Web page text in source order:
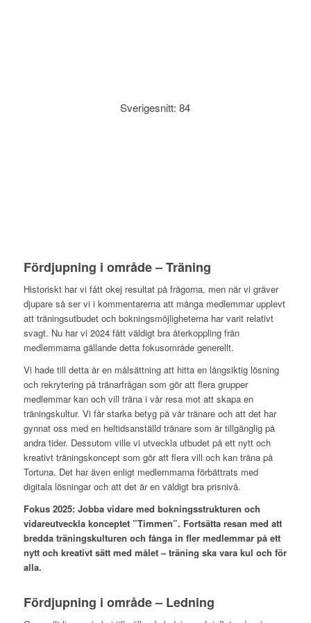
Sverigesnitt: 84
Fördjupning i område – Träning
Historiskt har vi fått okej resultat på frågorna, men när vi gräver
djupare så ser vi i kommentarerna att många medlemmar upplevt
att träningsutbudet och bokningsmöjligheterna har varit relativt
svagt. Nu har vi 2024 fått väldigt bra återkoppling från
medlemmarna gällande detta fokusområde generellt.
Vi hade till detta år en målsättning att hitta en långsiktig lösning
och rekrytering på tränarfrågan som gör att flera grupper
medlemmar kan och vill träna i vår resa mot att skapa en
träningskultur. Vi får starka betyg på vår tränare och att det har
gynnat oss med en heltidsanställd tränare som är tillgänglig på
andra tider. Dessutom ville vi utveckla utbudet på ett nytt och
kreativt träningskoncept som gör att flera vill och kan träna på
Tortuna. Det har även enligt medlemmarna förbättrats med
digitala lösningar och att det är en väldigt bra prisnivå.
Fokus 2025: Jobba vidare med bokningsstrukturen och
vidareutveckla konceptet ”Timmen”. Fortsätta resan med att
bredda träningskulturen och fånga in fler medlemmar på ett
nytt och kreativt sätt med målet – träning ska vara kul och för
alla.
Fördjupning i område – Ledning